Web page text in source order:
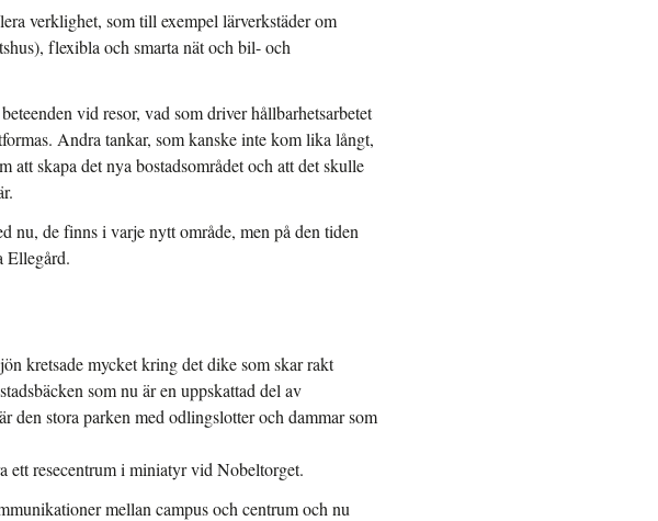
verklighet, som till exempel lärverkstäder om
flexibla och smarta nät och bil- och
vid resor, vad som driver hållbarhetsarbetet
Andra tankar, som kanske inte kom lika långt,
att skapa det nya bostadsområdet och att det skulle
nu, de finns i varje nytt område, men på den tiden
Ellegård.
kretsade mycket kring det dike som skar rakt
som nu är en uppskattad del av
den stora parken med odlingslotter och dammar som
ett resecentrum i miniatyr vid Nobeltorget.
mellan campus och centrum och nu